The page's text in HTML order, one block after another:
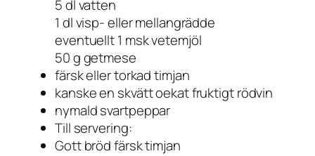
5 dl vatten
1 dl visp- eller mellangrädde
eventuellt 1 msk vetemjöl
50 g getmese
färsk eller torkad timjan
kanske en skvätt oekat fruktigt rödvin
nymald svartpeppar
Till servering:
Gott bröd färsk timjan